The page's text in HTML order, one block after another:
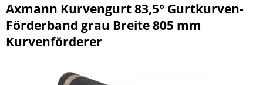
Axmann Kurvengurt 83,5° Gurtkurven-
Förderband grau Breite 805 mm
Kurvenförderer